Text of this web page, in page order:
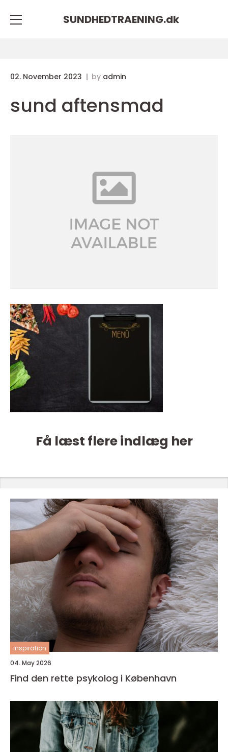
SUNDHEDTRAENING.dk
02. November 2023 by admin
sund aftensmad
Få læst flere indlæg her
inspiration
04. May 2026
Find den rette psykolog i København